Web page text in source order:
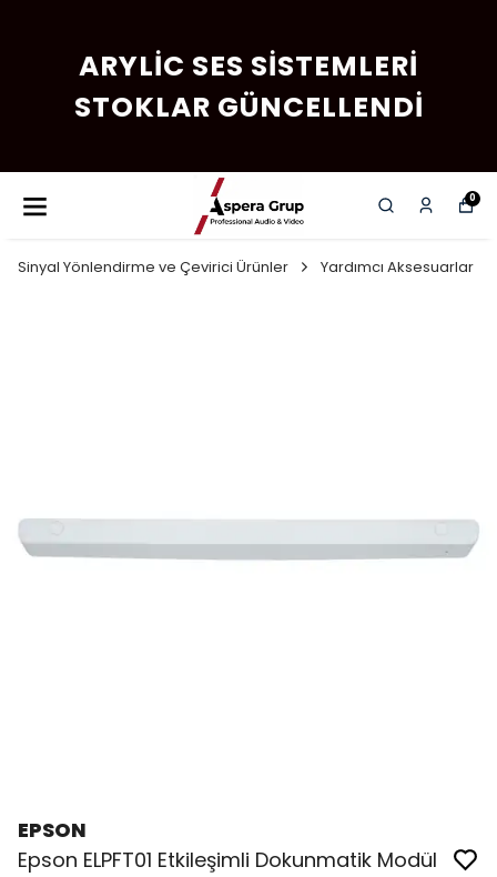
ARYLIC SES SISTEMLERI
STOKLAR GÜNCELLENDI
0
Sinyal Yönlendirme ve Çevirici Ürünler Yardımcı Aksesuarlar
EPSON
Epson ELPFT01 Etkileşimli Dokunmatik Modül